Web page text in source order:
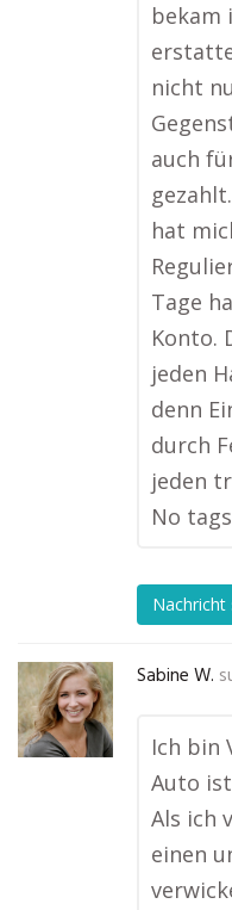
bekam
nicht
auch
hat
Tage
Konto.
jeden
denn
durch
jeden
No
Nachricht
Sabine W.
Ich bin
Auto
Als ich
einen